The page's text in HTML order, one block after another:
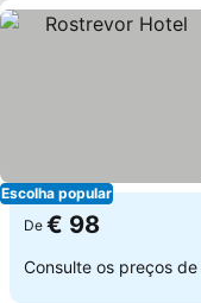
Escolha popular
De € 98
Consulte os preços de